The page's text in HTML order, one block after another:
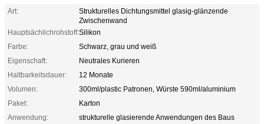
Art:
Strukturelles Dichtungsmittel glasig-glänzende
Zwischenwand
Hauptsächlichrohstoff:Silikon
Farbe:
Schwarz, grau und weiß
Eigenschaft:
Neutrales Kurieren
Haltbarkeitsdauer:
12 Monate
Volumen:
300ml/plastic Patronen, Würste 590ml/aluminium
Paket:
Karton
Anwendung:
strukturelle glasierende Anwendungen des Baus